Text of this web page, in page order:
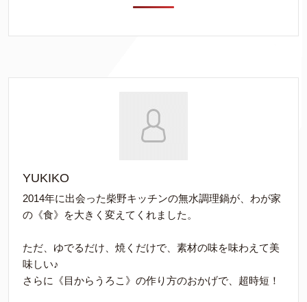
YUKIKO
2014年に出会った柴野キッチンの無水調理鍋が、わが家
の《食》を大きく変えてくれました。
ただ、ゆでるだけ、焼くだけで、素材の味を味わえて美
味しい♪
さらに《目からうろこ》の作り方のおかげで、超時短！